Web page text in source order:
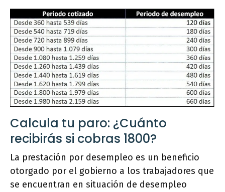
Calcula tu paro: ¿Cuánto
recibirás si cobras 1800?
La prestación por desempleo es un beneficio
otorgado por el gobierno a los trabajadores que
se encuentran en situación de desempleo